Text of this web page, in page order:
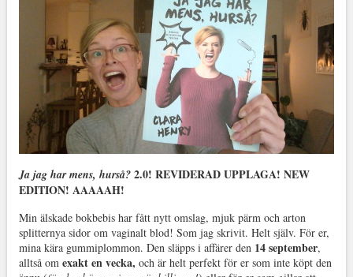
Ja jag har mens, hurså?2.0! REVIDERAD UPPLAGA! NEW
EDITION! AAAAAH!
Min älskade bokbebis har fått nytt omslag, mjuk pärm och arton
splitternya sidor om vaginalt blod! Som jag skrivit. Helt själv. För er,
mina kära gummiplommon. Den släpps i affärer den 14 september,
alltså omexakt en vecka, och är helt perfekt för er som inte köpt den